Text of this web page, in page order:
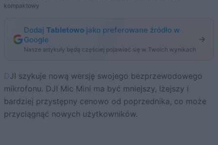
kompaktowy
Dodaj Tabletowo jako preferowane źródło w
Google
Nasze artykuły będą częściej pojawiać się w Twoich wynikach
DJI szykuje nową wersję swojego bezprzewodowego
mikrofonu. DJI Mic Mini ma być mniejszy, lżejszy i
bardziej przystępny cenowo od poprzednika, co może
przyciągnąć nowych użytkowników.